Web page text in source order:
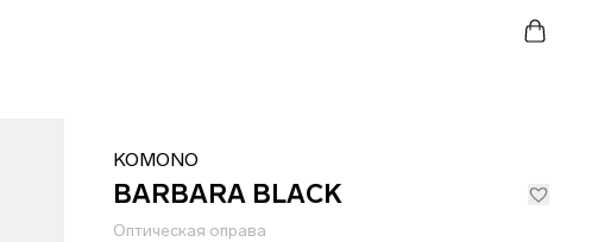
KOMONO
BARBARA BLACK
Оптическая оправа